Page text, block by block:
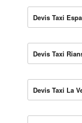
Devis Taxi
Devis Taxi
Devis Taxi La